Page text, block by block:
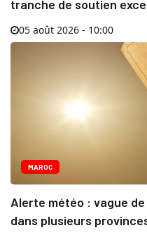
tranche de soutien
05 août 2026 - 10:00
MAROC
Alerte météo : vague
dans plusieurs